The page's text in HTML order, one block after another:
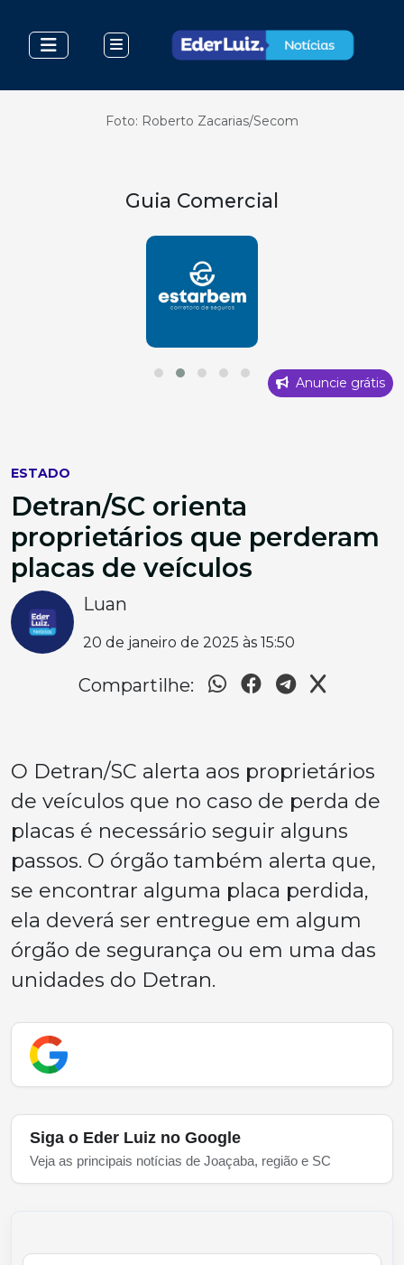
Foto: Roberto Zacarias/Secom
Guia Comercial
Anuncie grátis
ESTADO
Detran/SC orienta
proprietários que perderam
placas de veículos
Luan
20 de janeiro de 2025 às 15:50
Compartilhe:
O Detran/SC alerta aos proprietários
de veículos que no caso de perda de
placas é necessário seguir alguns
passos. O órgão também alerta que,
se encontrar alguma placa perdida,
ela deverá ser entregue em algum
órgão de segurança ou em uma das
unidades do Detran.
Siga o Eder Luiz no Google
Veja as principais notícias de Joaçaba, região e SC